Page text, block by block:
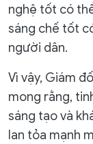
nghệ tốt có
sáng chế tốt
người dân.
Vì vậy, Giám
mong rằng,
sáng tạo và
lan tỏa mạnh